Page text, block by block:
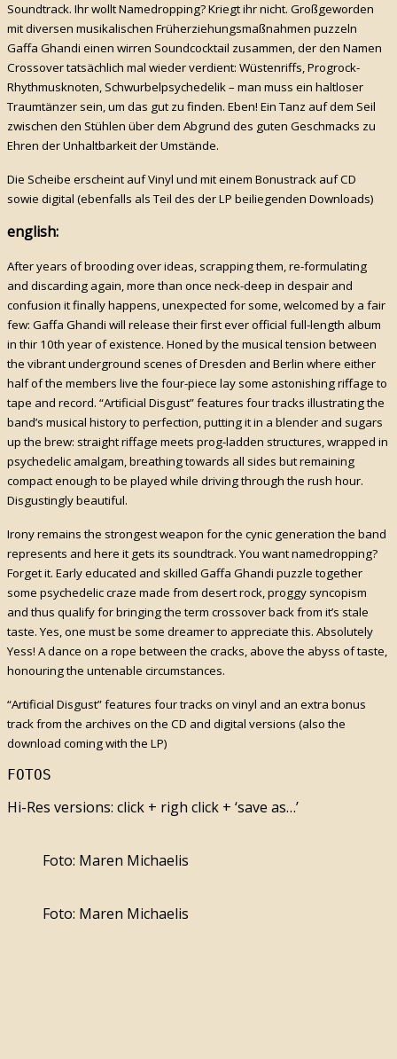
Soundtrack. Ihr wollt Namedropping? Kriegt ihr nicht. Großgeworden
mit diversen musikalischen Früherziehungsmaßnahmen puzzeln
Gaffa Ghandi einen wirren Soundcocktail zusammen, der den Namen
Crossover tatsächlich mal wieder verdient: Wüstenriffs, Progrock-
Rhythmusknoten, Schwurbelpsychedelik – man muss ein haltloser
Traumtänzer sein, um das gut zu finden. Eben! Ein Tanz auf dem Seil
zwischen den Stühlen über dem Abgrund des guten Geschmacks zu
Ehren der Unhaltbarkeit der Umstände.
Die Scheibe erscheint auf Vinyl und mit einem Bonustrack auf CD
sowie digital (ebenfalls als Teil des der LP beiliegenden Downloads)
english:
After years of brooding over ideas, scrapping them, re-formulating
and discarding again, more than once neck-deep in despair and
confusion it finally happens, unexpected for some, welcomed by a fair
few: Gaffa Ghandi will release their first ever official full-length album
in thir 10th year of existence. Honed by the musical tension between
the vibrant underground scenes of Dresden and Berlin where either
half of the members live the four-piece lay some astonishing riffage to
tape and record. “Artificial Disgust” features four tracks illustrating the
band’s musical history to perfection, putting it in a blender and sugars
up the brew: straight riffage meets prog-ladden structures, wrapped in
psychedelic amalgam, breathing towards all sides but remaining
compact enough to be played while driving through the rush hour.
Disgustingly beautiful.
Irony remains the strongest weapon for the cynic generation the band
represents and here it gets its soundtrack. You want namedropping?
Forget it. Early educated and skilled Gaffa Ghandi puzzle together
some psychedelic craze made from desert rock, proggy syncopism
and thus qualify for bringing the term crossover back from it’s stale
taste. Yes, one must be some dreamer to appreciate this. Absolutely
Yess! A dance on a rope between the cracks, above the abyss of taste,
honouring the untenable circumstances.
“Artificial Disgust” features four tracks on vinyl and an extra bonus
track from the archives on the CD and digital versions (also the
download coming with the LP)
FOTOS
Hi-Res versions: click + righ click + ‘save as…’
Foto: Maren Michaelis
Foto: Maren Michaelis